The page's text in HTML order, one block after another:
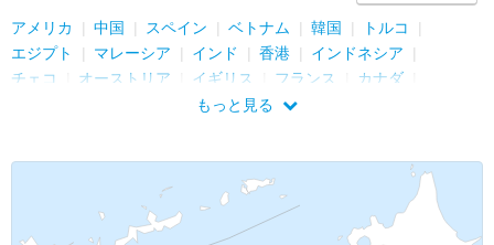
アメリカ 中国 スペイン ベトナム 韓国
トルコ
エジプト
マレーシア インド 香港
インドネシア
チェコ
オーストリア イギリス フランス
カナダ
キューバ 台湾
オランダ
モンゴル
ポーランド モロッコ カンボジア
ギリシャ
アイルランド ノルウェー
デンマーク
もっと見る